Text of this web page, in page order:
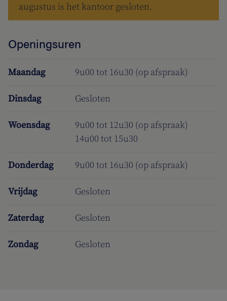
augustus is het kantoor gesloten.
Openingsuren
Maandag 9u00 tot 16u30 (op afspraak)
Dinsdag Gesloten
Woensdag
9u00 tot 12u30 (op afspraak)
14u00 tot 15u30
Donderdag 9u00 tot 16u30 (op afspraak)
Vrijdag Gesloten
Zaterdag Gesloten
Zondag Gesloten